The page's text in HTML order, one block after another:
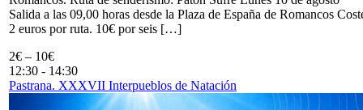
Salida a las 09,00 horas desde la Plaza de España de Romancos
2 euros por ruta. 10€ por seis […]
2€ – 10€
12:30 - 14:30
Pastrana. XXXVII Interpueblos de Natación